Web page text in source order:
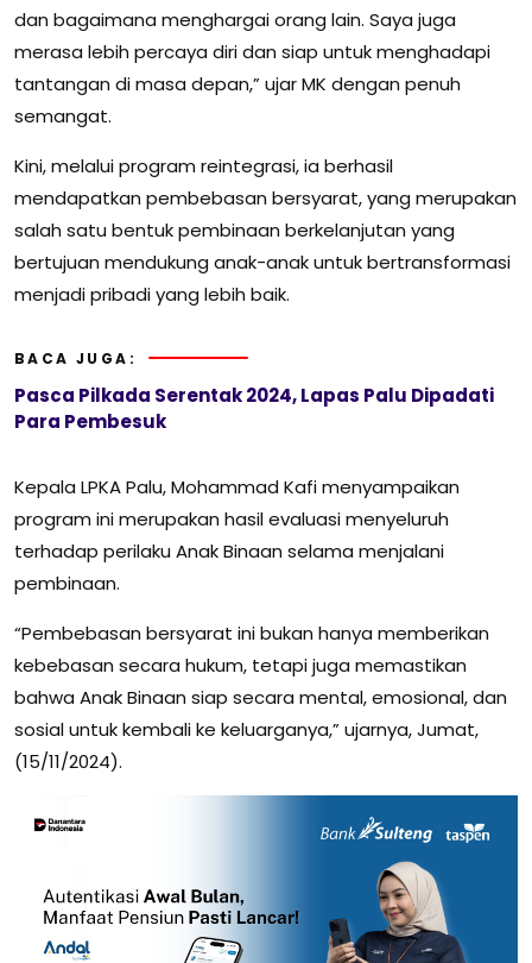
dan bagaimana menghargai orang lain. Saya juga
merasa lebih percaya diri dan siap untuk menghadapi
tantangan di masa depan,” ujar MK dengan penuh
semangat.
Kini, melalui program reintegrasi, ia berhasil
mendapatkan pembebasan bersyarat, yang merupakan
salah satu bentuk pembinaan berkelanjutan yang
bertujuan mendukung anak-anak untuk bertransformasi
menjadi pribadi yang lebih baik.
BACA JUGA:
Pasca Pilkada Serentak 2024, Lapas Palu Dipadati
Para Pembesuk
Kepala LPKA Palu, Mohammad Kafi menyampaikan
program ini merupakan hasil evaluasi menyeluruh
terhadap perilaku Anak Binaan selama menjalani
pembinaan.
“Pembebasan bersyarat ini bukan hanya memberikan
kebebasan secara hukum, tetapi juga memastikan
bahwa Anak Binaan siap secara mental, emosional, dan
sosial untuk kembali ke keluarganya,” ujarnya, Jumat,
(15/11/2024).